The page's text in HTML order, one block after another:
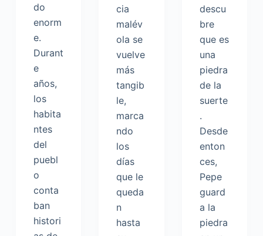
do
enorm
e.
Durant
e
años,
los
habita
ntes
del
puebl
o
conta
ban
histori
cia
malév
ola se
vuelve
más
tangib
le,
marca
ndo
los
días
que le
queda
n
hasta
descu
bre
que es
una
piedra
de la
suerte
.
Desde
enton
ces,
Pepe
guard
a la
piedra